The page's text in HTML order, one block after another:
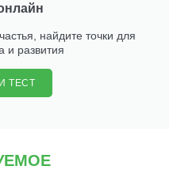
найдите точки для
и развития
ТЕСТ